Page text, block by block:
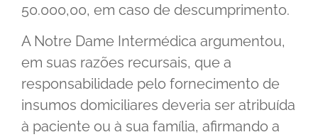
50.000,00, em caso de descumprimento.
A Notre Dame Intermédica argumentou,
em suas razões recursais, que a
responsabilidade pelo fornecimento de
insumos domiciliares deveria ser atribuída
à paciente ou à sua família, afirmando a